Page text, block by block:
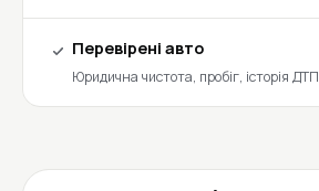
Перевірені авто
Юридична чистота, пробіг, історія ДТП